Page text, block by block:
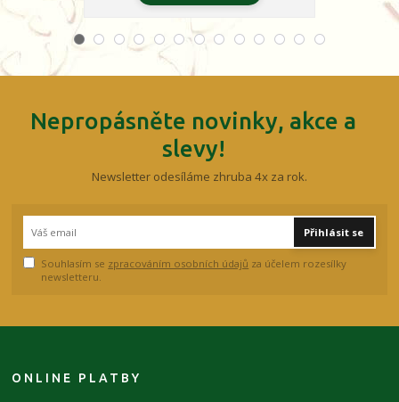
Nepropásněte novinky, akce a
slevy!
Newsletter odesíláme zhruba 4x za rok.
Přihlásit se
Souhlasím se zpracováním osobních údajů za účelem rozesílky
newsletteru.
ONLINE PLATBY